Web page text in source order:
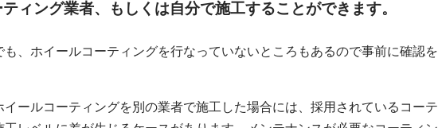
ィング業者、もしくは自分で施工することができます。
、ホイールコーティングを行なっていないところもあるので事前に確認を
ールコーティングを別の業者で施工した場合には、採用されているコーテ